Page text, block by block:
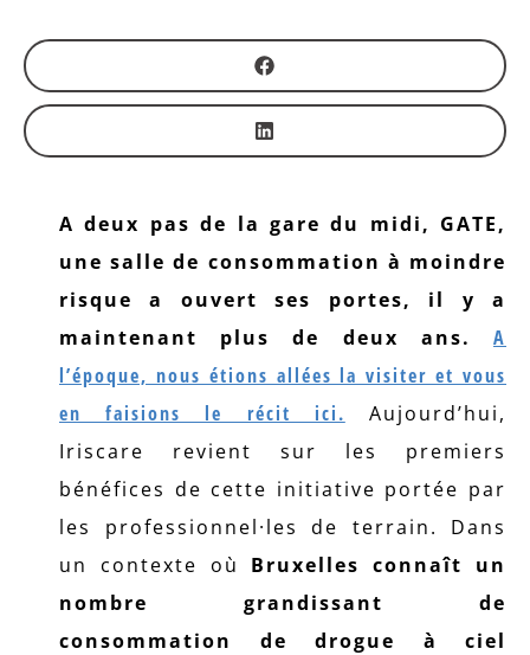
A deux pas de la gare du midi, GATE,
une salle de consommation à moindre
risque a ouvert ses portes, il y a
maintenant plus de deux ans. A
l’époque, nous étions allées la visiter et vous
en faisions le récit ici. Aujourd’hui,
Iriscare revient sur les premiers
bénéfices de cette initiative portée par
les professionnel·les de terrain. Dans
un contexte où Bruxelles connaît un
nombre grandissant de
consommation de drogue à ciel